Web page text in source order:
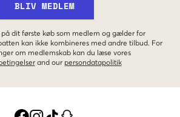
BLIV MEDLEM
dit første køb som medlem og gælder for
kan ikke kombineres med andre tilbud. For
om medlemskab kan du læse vores
and our persondatapolitik